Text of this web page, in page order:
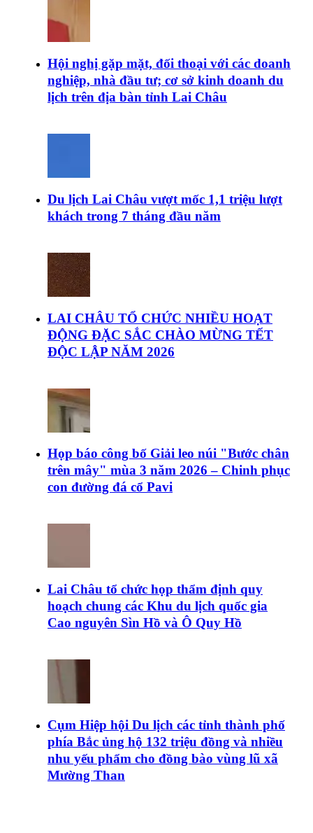
Hội nghị gặp mặt, đối thoại với các doanh
nghiệp, nhà đầu tư; cơ sở kinh doanh du
lịch trên địa bàn tỉnh Lai Châu
Du lịch Lai Châu vượt mốc 1,1 triệu lượt
khách trong 7 tháng đầu năm
LAI CHÂU TỔ CHỨC NHIỀU HOẠT
ĐỘNG ĐẶC SẮC CHÀO MỪNG TẾT
ĐỘC LẬP NĂM 2026
Họp báo công bố Giải leo núi "Bước chân
trên mây" mùa 3 năm 2026 – Chinh phục
con đường đá cổ Pavi
Lai Châu tổ chức họp thẩm định quy
hoạch chung các Khu du lịch quốc gia
Cao nguyên Sìn Hồ và Ô Quy Hồ
Cụm Hiệp hội Du lịch các tỉnh thành phố
phía Bắc ủng hộ 132 triệu đồng và nhiều
nhu yếu phẩm cho đồng bào vùng lũ xã
Mường Than